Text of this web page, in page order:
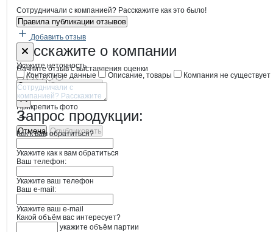
Сотрудничали с компанией? Расскажите как это было!
Правила публикации отзывов
Добавить отзыв
Расскажите о компании
Начните отзыв с выставления оценки
Прикрепить фото
Отмена Опубликовать
Форма обратной связи о
Укажите неточность
Контактные данные
Описание, товары Компания не существует
Отмена Опубликовать
Запрос продукции:
Как к вам обратиться?
Укажите как к вам обратиться
Ваш телефон:
Укажите ваш телефон
Ваш e-mail:
Укажите ваш e-mail
Какой объём вас интересует?
укажите объём партии